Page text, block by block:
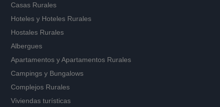
Casas Rurales
Hoteles y Hoteles Rurales
Hostales Rurales
Albergues
Apartamentos yApartamentos Rurales
Campings y Bungalows
Complejos Rurales
Viviendas turísticas